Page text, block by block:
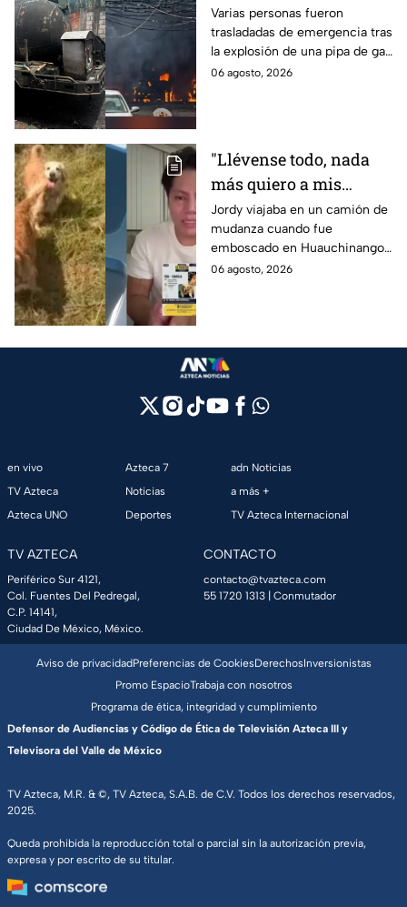
se reportan más de 20
personas con
quemaduras
Varias personas fueron
trasladadas de emergencia tras
la explosión de una pipa de gas
cerca de la colonia Las
06 agosto, 2026
"Llévense todo, nada
más quiero a mis
perritas": Asaltan a un
joven, vacían sus
cuentas y le roban a sus
mascotas en
Jordy viajaba en un camión de
mudanza cuando fue
emboscado en Huauchinango,
Puebla, Además de quitarle
06 agosto, 2026
en vivo
TV Azteca
Azteca UNO
Azteca 7
Noticias
Deportes
adn Noticias
a más +
TV Azteca Internacional
TV AZTECA
Periférico Sur 4121,
Col. Fuentes Del Pedregal,
C.P. 14141,
Ciudad De México, México.
CONTACTO
contacto@tvazteca.com
55 1720 1313 | Conmutador
TV Azteca, M.R. & ©, TV Azteca, S.A.B. de C.V. Todos los derechos reservados,
2025.
Queda prohibida la reproducción total o parcial sin la autorización previa,
expresa y por escrito de su titular.
Aviso de privacidadPreferencias de CookiesDerechosInversionistas
Promo EspacioTrabaja con nosotros
Programa de ética, integridad y cumplimiento
Defensor de Audiencias y Código de Ética de Televisión Azteca III y
Televisora del Valle de México